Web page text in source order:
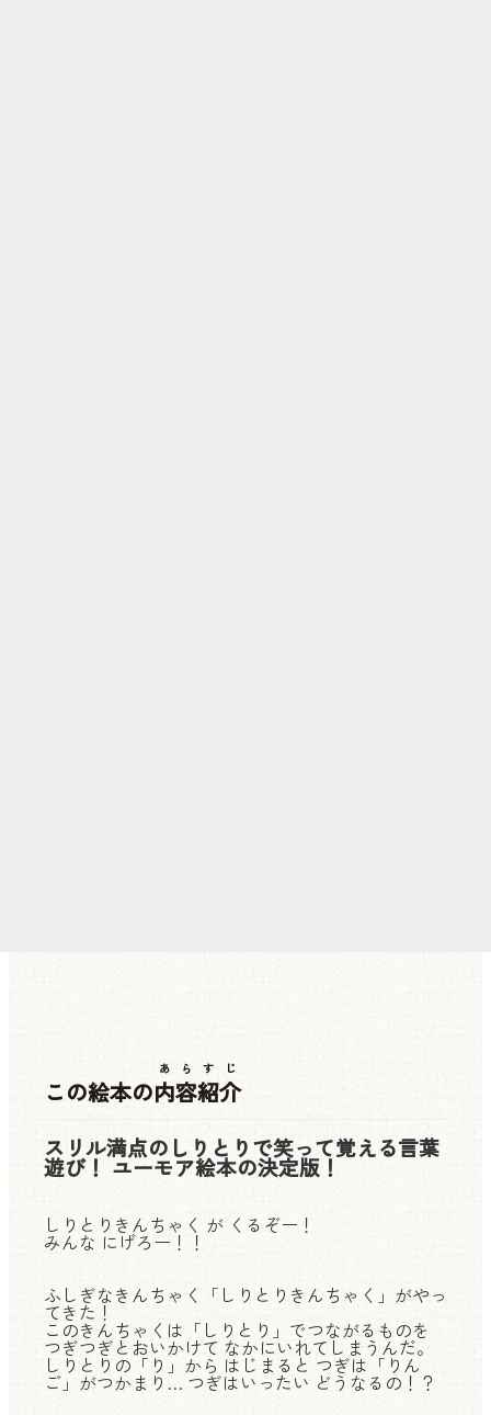
この絵本の内容紹介
あらすじ
スリル満点のしりとりで笑って覚える言葉
遊び！ ユーモア絵本の決定版！
しりとりきんちゃく が くるぞー！
みんな にげろー！！
ふしぎなきんちゃく「しりとりきんちゃく」がやっ
てきた！
このきんちゃくは「しりとり」でつながるものを
つぎつぎとおいかけて なかにいれてしまうんだ。
しりとりの「り」から はじまると つぎは「りん
ご」がつかまり… つぎはいったい どうなるの！？